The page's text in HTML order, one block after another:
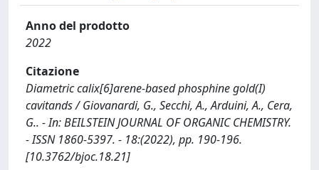
Anno del prodotto
2022
Citazione
Diametric calix[6]arene-based phosphine gold(I)
cavitands / Giovanardi, G., Secchi, A., Arduini, A., Cera,
G.. - In: BEILSTEIN JOURNAL OF ORGANIC CHEMISTRY.
- ISSN 1860-5397. - 18:(2022), pp. 190-196.
[10.3762/bjoc.18.21]